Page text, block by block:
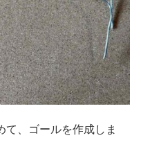
て、ゴールを作成しま